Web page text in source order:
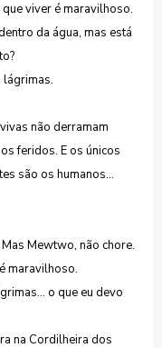
viver é maravilhoso.
da água, mas está
lágrimas.
não derramam
feridos. E os únicos
são os humanos...
Mewtwo, não chore.
maravilhoso.
o que eu devo
na Cordilheira dos